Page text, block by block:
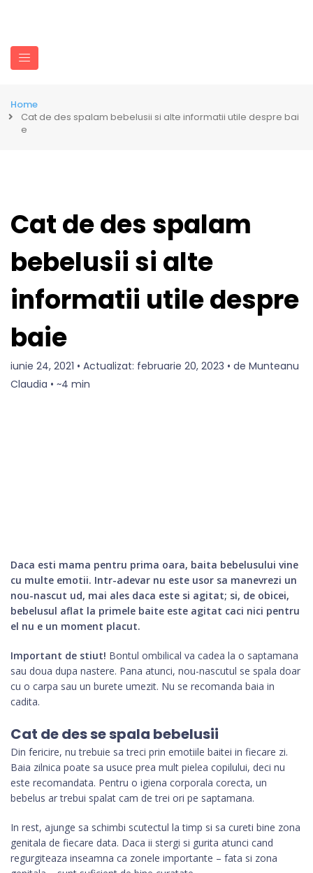
Home
Cat de des spalam bebelusii si alte informatii utile despre bai
e
Cat de des spalam
bebelusii si alte
informatii utile despre
baie
iunie 24, 2021 • Actualizat: februarie 20, 2023 • de Munteanu
Claudia • ~4 min
Daca esti mama pentru prima oara, baita bebelusului vine
cu multe emotii. Intr-adevar nu este usor sa manevrezi un
nou-nascut ud, mai ales daca este si agitat; si, de obicei,
bebelusul aflat la primele baite este agitat caci nici pentru
el nu e un moment placut.
Important de stiut! Bontul ombilical va cadea la o saptamana
sau doua dupa nastere. Pana atunci, nou-nascutul se spala doar
cu o carpa sau un burete umezit. Nu se recomanda baia in
cadita.
Cat de des se spala bebelusii
Din fericire, nu trebuie sa treci prin emotiile baitei in fiecare zi.
Baia zilnica poate sa usuce prea mult pielea copilului, deci nu
este recomandata. Pentru o igiena corporala corecta, un
bebelus ar trebui spalat cam de trei ori pe saptamana.
In rest, ajunge sa schimbi scutectul la timp si sa cureti bine zona
genitala de fiecare data. Daca ii stergi si gurita atunci cand
regurgiteaza inseamna ca zonele importante – fata si zona